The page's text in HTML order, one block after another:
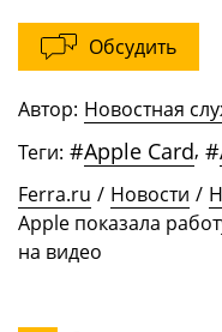
Обсудить
Автор: Новостная
Теги: #Apple Card, #
Ferra.ru / Новости /
Apple показала
на видео